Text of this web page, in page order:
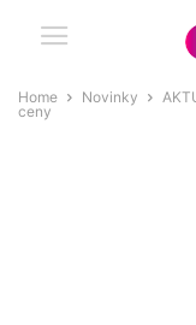
Home Novinky
ceny